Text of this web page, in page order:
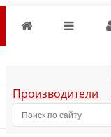
Производители